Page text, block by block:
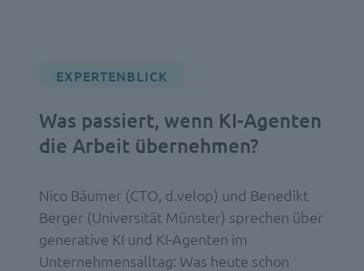
EXPERTENBLICK
Was passiert, wenn KI-Agenten
die Arbeit übernehmen?
Nico Bäumer (CTO, d.velop) und Benedikt
Berger (Universität Münster) sprechen über
generative KI und KI-Agenten im
Unternehmensalltag: Was heute schon